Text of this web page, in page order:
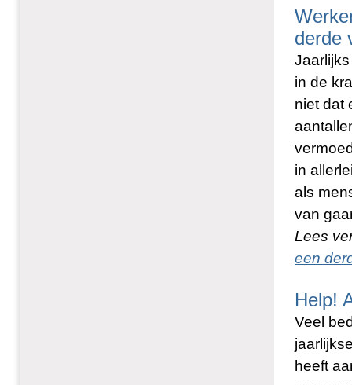
derde
in de
niet dat
in
als
van
Lees
een
Help!
Veel
heeft